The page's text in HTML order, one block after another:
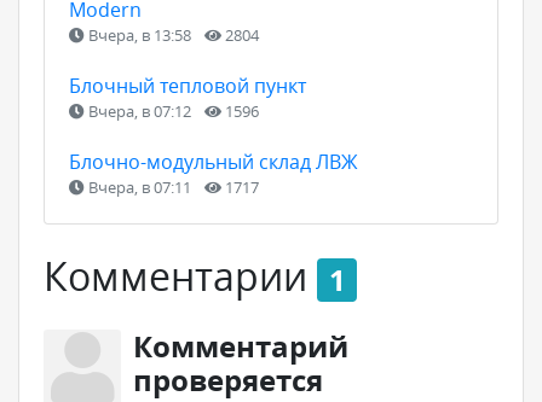
Modern
Вчера, в 13:58 2804
Блочный тепловой пункт
Вчера, в 07:12 1596
Блочно-модульный склад ЛВЖ
Вчера, в 07:11 1717
Комментарии
1
Комментарий
проверяется